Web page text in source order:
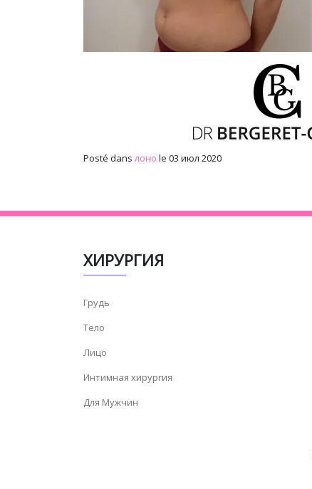
Posté dansлоно le 03 июл 2020
ХИРУРГИЯ
Грудь
Тело
Лицо
Интимная хирургия
Для Мужчин